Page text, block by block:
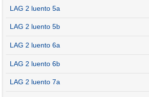
LAG 2 luento 5a
LAG 2 luento 5b
LAG 2 luento 6a
LAG 2 luento 6b
LAG 2 luento 7a